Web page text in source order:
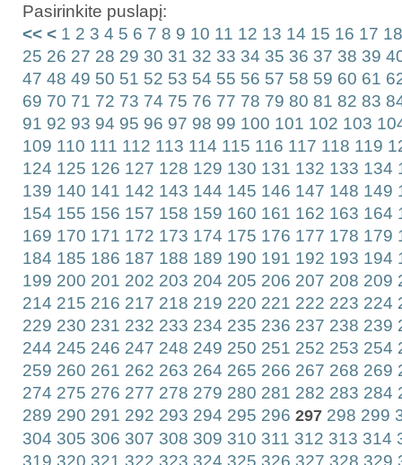
Pasirinkite puslapį:
<< < 1 2 3 4 5 6 7 8 9 10 11 12 13 14 15 16 17 18
25 26 27 28 29 30 31 32 33 34 35 36 37 38 39
47 48 49 50 51 52 53 54 55 56 57 58 59 60 61
69 70 71 72 73 74 75 76 77 78 79 80 81 82 83
91 92 93 94 95 96 97 98 99 100 101 102 103
109 110 111 112 113 114 115 116 117 118 119
124 125 126 127 128 129 130 131 132 133 134
139 140 141 142 143 144 145 146 147 148 149
154 155 156 157 158 159 160 161 162 163 164
169 170 171 172 173 174 175 176 177 178 179
184 185 186 187 188 189 190 191 192 193 194
199 200 201 202 203 204 205 206 207 208 209
214 215 216 217 218 219 220 221 222 223 224
229 230 231 232 233 234 235 236 237 238 239
244 245 246 247 248 249 250 251 252 253 254
259 260 261 262 263 264 265 266 267 268 269
274 275 276 277 278 279 280 281 282 283 284
289 290 291 292 293 294 295 296 297 298 299
304 305 306 307 308 309 310 311 312 313 314
319 320 321 322 323 324 325 326 327 328 329